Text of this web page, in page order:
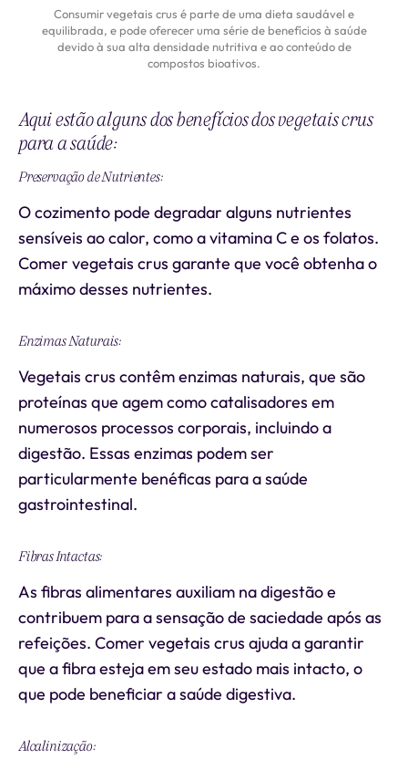
Consumir vegetais crus é parte de uma dieta saudável e
equilibrada, e pode oferecer uma série de benefícios à saúde
devido à sua alta densidade nutritiva e ao conteúdo de
compostos bioativos.
Aqui estão alguns dos benefícios dos vegetais crus
para a saúde:
Preservação de Nutrientes:
O cozimento pode degradar alguns nutrientes
sensíveis ao calor, como a vitamina C e os folatos.
Comer vegetais crus garante que você obtenha o
máximo desses nutrientes.
Enzimas Naturais:
Vegetais crus contêm enzimas naturais, que são
proteínas que agem como catalisadores em
numerosos processos corporais, incluindo a
digestão. Essas enzimas podem ser
particularmente benéficas para a saúde
gastrointestinal.
Fibras Intactas:
As fibras alimentares auxiliam na digestão e
contribuem para a sensação de saciedade após as
refeições. Comer vegetais crus ajuda a garantir
que a fibra esteja em seu estado mais intacto, o
que pode beneficiar a saúde digestiva.
Alcalinização: